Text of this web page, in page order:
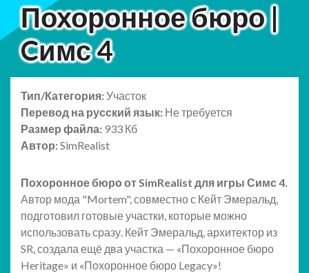
Похоронное бюро |
Cимс 4
Тип/Категория:Участок
Перевод на русский язык: Не требуется
Размер файла: 933 Кб
Автор:SimRealist
Похоронное бюро от SimRealist для игры Симс 4.
Автор мода "Mortem", совместно с Кейт Эмеральд,
подготовил готовые участки, которые можно
использовать сразу. Кейт Эмеральд, архитектор из
SR, создала ещё два участка — «Похоронное бюро
Heritage» и «Похоронное бюро Legacy»!